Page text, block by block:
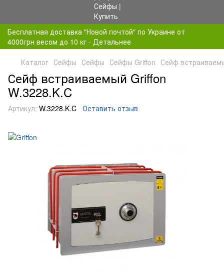
Бесплатная доставка "Новой почтой" по Украине от
4000грн весом до 10 кг - Детальнее
Каталог Сейфы Сейфы Сейфы Griffon Сейф
Сейф встраиваемый Griffon
W.3228.K.C
Артикул: W.3228.K.C Оставить отзыв